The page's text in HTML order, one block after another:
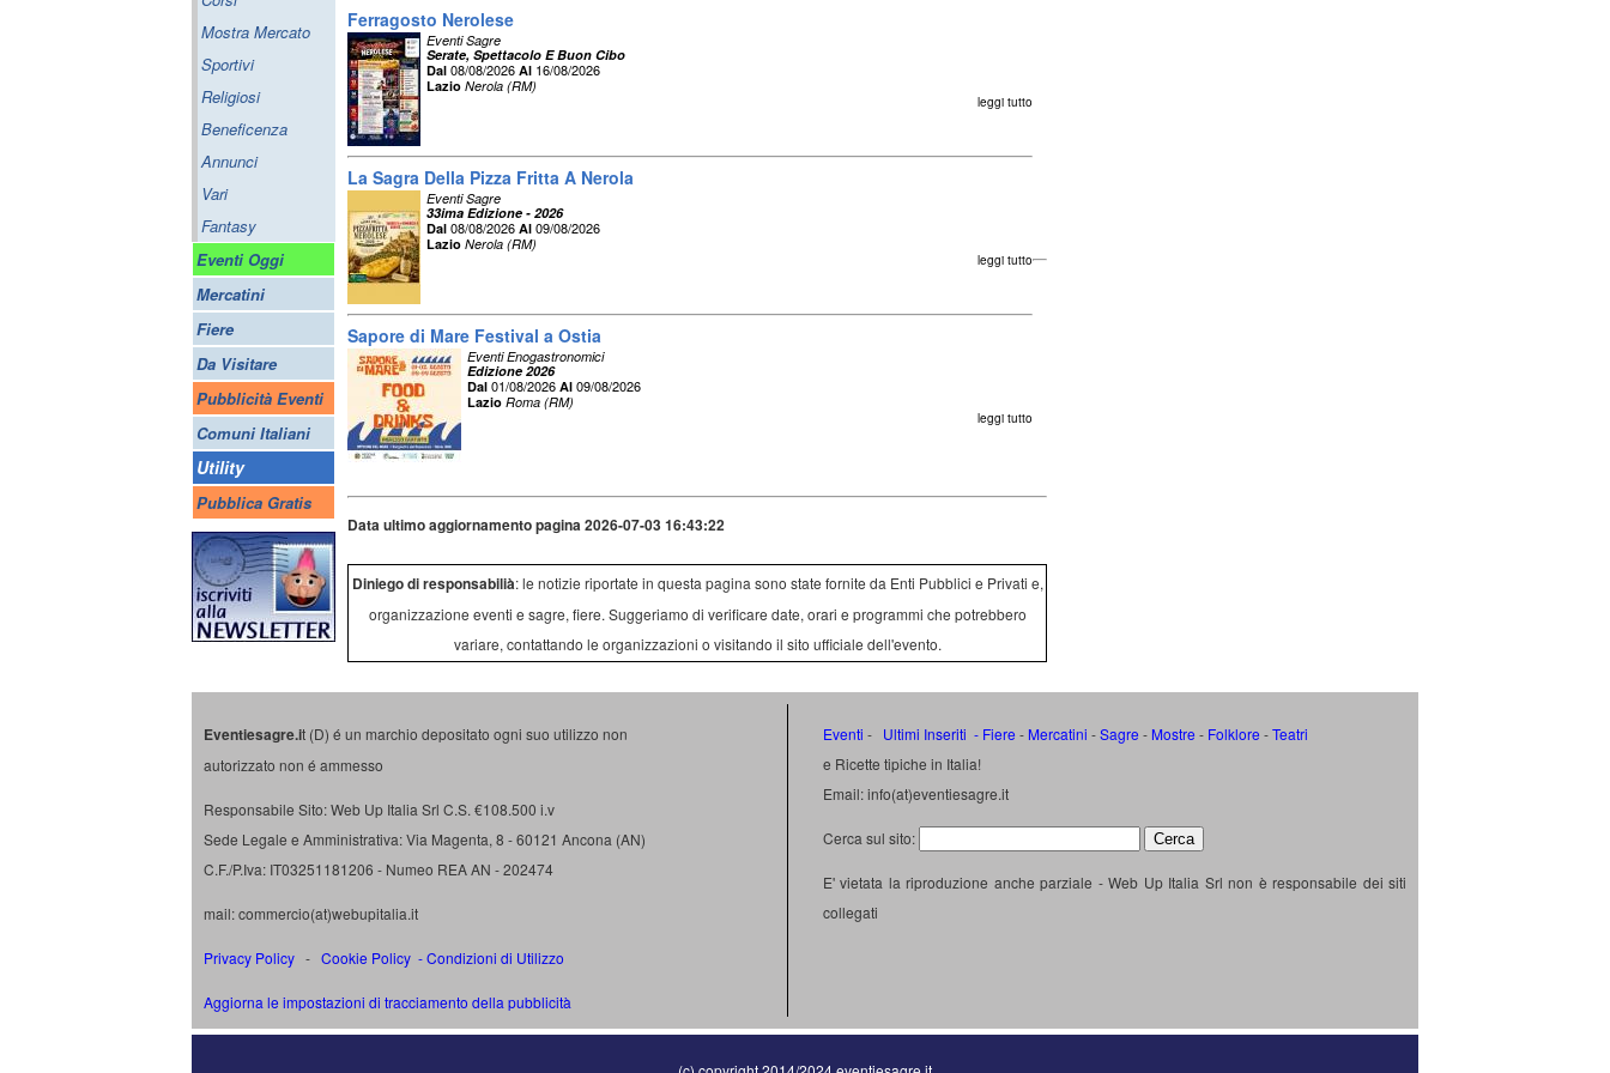
Mostra Mercato
Sportivi
Religiosi
Beneficenza
Annunci
Vari
Fantasy
Eventi Oggi
Mercatini
Fiere
Da Visitare
Pubblicità Eventi
Comuni Italiani
Utility
Pubblica Gratis
Ferragosto Nerolese
Eventi Sagre
Serate, Spettacolo E Buon Cibo
Dal 08/08/2026 Al 16/08/2026
Lazio Nerola (RM)
leggi tutto
La Sagra Della Pizza Fritta A Nerola
Eventi Sagre
33ima Edizione - 2026
Dal 08/08/2026 Al 09/08/2026
Lazio Nerola (RM)
leggi tutto
Sapore di Mare Festival a Ostia
Eventi Enogastronomici
Edizione 2026
Dal 01/08/2026 Al 09/08/2026
Lazio Roma (RM)
leggi tutto
Data ultimo aggiornamento pagina 2026-07-03 16:43:22
Diniego di responsabilià: le notizie riportate in questa pagina sono state fornite da Enti Pubblici e Privati e,
organizzazione eventi e sagre, fiere. Suggeriamo di verificare date, orari e programmi che potrebbero
variare, contattando le organizzazioni o visitando il sito ufficiale dell'evento.
Eventiesagre.it (D) é un marchio depositato ogni suo utilizzo non
autorizzato non é ammesso
Responsabile Sito: Web Up Italia Srl C.S. €108.500 i.v
Sede Legale e Amministrativa: Via Magenta, 8 - 60121 Ancona (AN)
C.F./P.Iva: IT03251181206 - Numeo REA AN - 202474
mail: commercio(at)webupitalia.it
Privacy Policy - Cookie Policy -Condizioni di Utilizzo
Aggiorna le impostazioni di tracciamento della pubblicità
Eventi - Ultimi Inseriti - Fiere - Mercatini -Sagre - Mostre - Folklore -Teatri
e Ricette tipiche in Italia!
Email: info(at)eventiesagre.it
Cerca sul sito:
E' vietata la riproduzione anche parziale - Web Up Italia Srl non è responsabile dei siti
collegati